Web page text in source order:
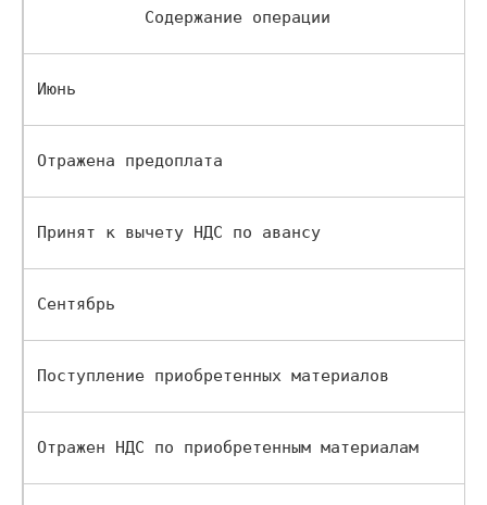
           Содержание операции
Отражена предоплата
Принят к вычету НДС по авансу
Поступление приобретенных материалов
Отражен НДС по приобретенным материалам